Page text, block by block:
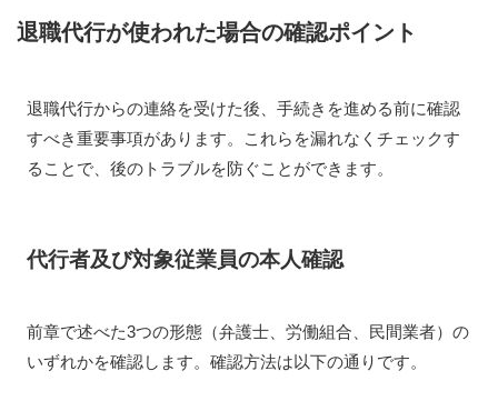
退職代行が使われた場合の確認ポイント
退職代行からの連絡を受けた後、手続きを進める前に確認
すべき重要事項があります。これらを漏れなくチェックす
ることで、後のトラブルを防ぐことができます。
代行者及び対象従業員の本人確認
前章で述べた3つの形態（弁護士、労働組合、民間業者）の
いずれかを確認します。確認方法は以下の通りです。